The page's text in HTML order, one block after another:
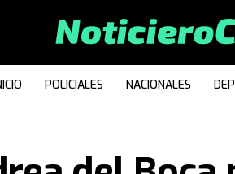
POLICIALES NACIONALES